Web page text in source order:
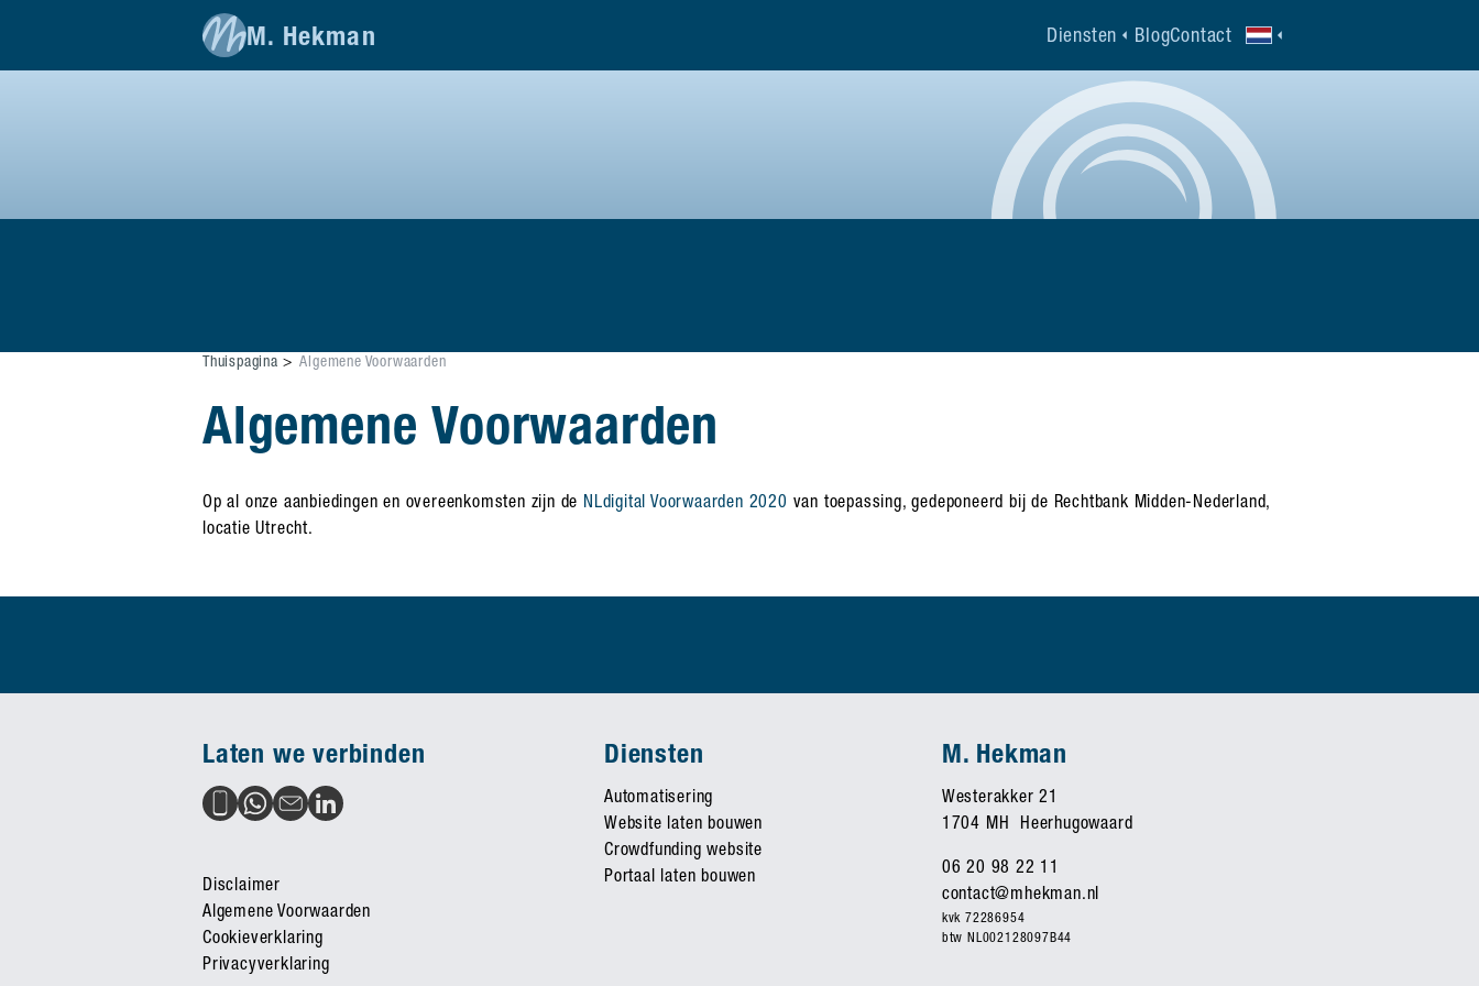
M. Hekman Diensten BlogContact
Thuispagina Algemene Voorwaarden
Algemene Voorwaarden
Op al onze aanbiedingen en overeenkomsten zijn de NLdigital Voorwaarden 2020 van toepassing, gedeponeerd bij de Rechtbank Midden-Nederland,
locatie Utrecht.
Laten we verbinden
Disclaimer
Algemene Voorwaarden
Cookieverklaring
Privacyverklaring
Diensten
Automatisering
Website laten bouwen
Crowdfunding website
Portaal laten bouwen
M. Hekman
Westerakker 21
1704 MH Heerhugowaard
06 20 98 22 11
contact@mhekman.nl
kvk 72286954
btw NL002128097B44